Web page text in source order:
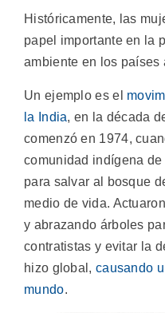
Históricamente, las
papel importante en la
ambiente en los países
Un ejemplo es el
la India, en la década
comenzó en 1974,
comunidad indígena
para salvar al bosque
medio de vida.
y abrazando árboles
contratistas y evitar la
hizo global, causando
mundo.